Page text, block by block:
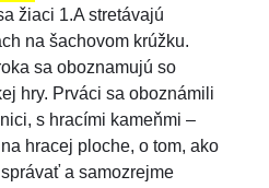
žiaci 1.A stretávajú
na šachovom krúžku.
sa oboznamujú so
hry. Prváci sa oboznámili
s hracími kameňmi –
hracej ploche, o tom, ako
a samozrejme